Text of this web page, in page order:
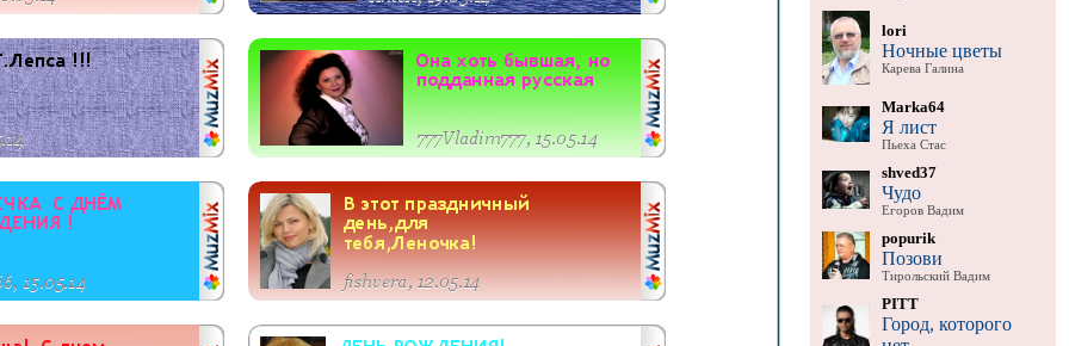
lori
Ночные цветы
Карева Галина
Marka64
Я лист
Пьеха Стас
shved37
Чудо
Егоров Вадим
popurik
Позови
Тирольский Вадим
PITT
Город, которого